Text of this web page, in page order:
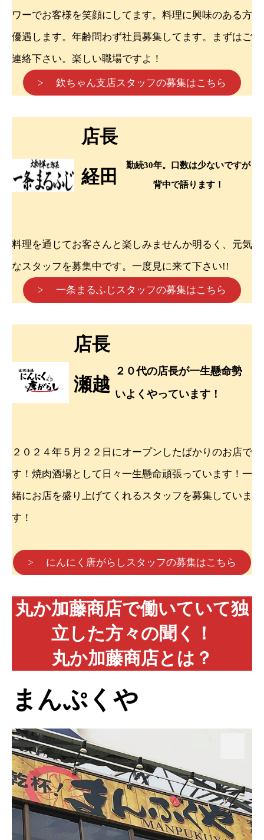
ワーでお客様を笑顔にしてます。料理に興味のある方
優遇します。年齢問わず社員募集してます。まずはご
連絡下さい。楽しい職場ですよ！
> 欽ちゃん支店スタッフの募集はこちら
店長
経田
勤続30年。口数は少ないですが
背中で語ります！
料理を通じてお客さんと楽しみませんか明るく、元気
なスタッフを募集中です。一度見に来て下さい!!
> 一条まるふじスタッフの募集はこちら
店長
瀬越
２０代の店長が一生懸命勢
いよくやっています！
２０２４年５月２２日にオープンしたばかりのお店で
す！焼肉酒場として日々一生懸命頑張っています！一
緒にお店を盛り上げてくれるスタッフを募集していま
す！
> にんにく唐がらしスタッフの募集はこちら
丸か加藤商店で働いていて独
立した方々の聞く！
丸か加藤商店とは？
まんぷくや